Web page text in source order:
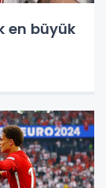
en büyük